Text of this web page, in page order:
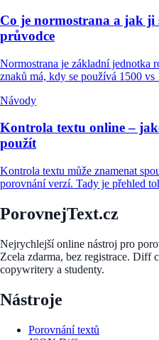
Co je normostrana a jak
průvodce
Normostrana je základní jednotka
znaků má, kdy se používá 1500
Návody
Kontrola textu online –
použít
Kontrola textu může znamenat
porovnání verzí. Tady je přehled
PorovnejText.cz
Nejrychlejší online nástroj pro
Zcela zdarma, bez registrace. Diff
copywritery a studenty.
Nástroje
Porovnání textů